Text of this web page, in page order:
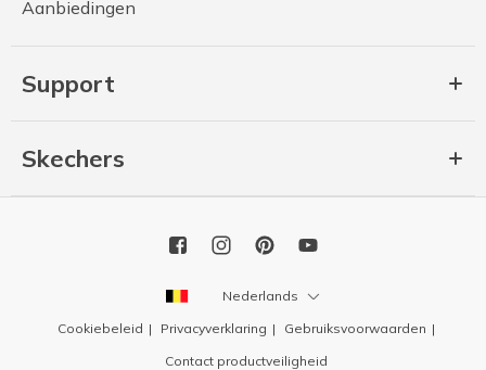
Aanbiedingen
Support
Skechers
Nederlands
Cookiebeleid Privacyverklaring
Gebruiksvoorwaarden
Contact productveiligheid